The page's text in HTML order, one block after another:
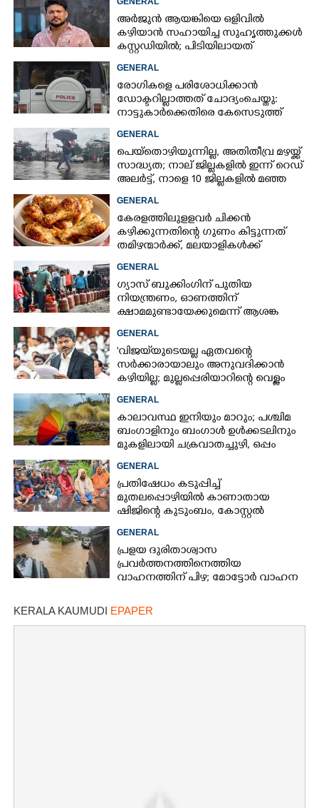
അർജുൻ ആയങ്കിയെ ഒളിവിൽ
കഴിയാൻ സഹായിച്ച സുഹൃത്തുക്കൾ
കസ്റ്റഡിയിൽ; പിടിയിലായത്
GENERAL
രോഗികളെ പരിശോധിക്കാൻ
ഡോക്ടറില്ലാത്തത് ചോദ്യംചെയ്തു:
നാട്ടുകാർക്കെതിരെ കേസെടുത്ത്
GENERAL
പെയ്തൊഴിയുന്നില്ല, അതിതീവ്ര മഴയ്ക്ക്
സാദ്ധ്യത;​ നാല് ജില്ലകളിൽ ഇന്ന് റെഡ്
അലർട്ട്,​ നാളെ 10 ജില്ലകളിൽ മഞ്ഞ
GENERAL
കേരളത്തിലുളളവർ ചിക്കൻ
കഴിക്കുന്നതിന്റെ ഗുണം കിട്ടുന്നത്
തമിഴന്മാർക്ക്, മലയാളികൾക്ക്
GENERAL
ഗ്യാസ് ബുക്കിംഗിന് പുതിയ
നിയന്ത്രണം, ഓണത്തിന്
ക്ഷാമമുണ്ടായേക്കുമെന്ന് ആശങ്ക
GENERAL
'വിജയ്‌യുടെയല്ല ഏതവന്റെ
സർക്കാരായാലും അനുവദിക്കാൻ
കഴിയില്ല; മുല്ലപ്പെരിയാറിന്റെ വെള്ളം
GENERAL
കാലാവസ്ഥ ഇനിയും മാറും; പശ്ചിമ
ബംഗാളിനും ബംഗാൾ ഉൾക്കടലിനും
മുകളിലായി ചക്രവാതച്ചുഴി, ഒപ്പം
GENERAL
പ്രതിഷേധം കടുപ്പിച്ച്
മുതലപ്പൊഴിയിൽ കാണാതായ
ഷിജിന്റെ കുടുംബം, കോസ്റ്റൽ
കുത്തിയിരിക്കുന്നു
GENERAL
പ്രളയ ദുരിതാശ്വാസ
പ്രവർത്തനത്തിനെത്തിയ
വാഹനത്തിന് പിഴ; മോട്ടോർ വാഹന
KERALA KAUMUDI EPAPER